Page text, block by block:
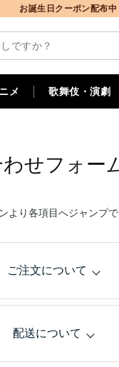
お誕生日クーポン配布中
メ 歌舞伎・演劇
せフォー
より各項目へジャンプで
ご注文について
配送について